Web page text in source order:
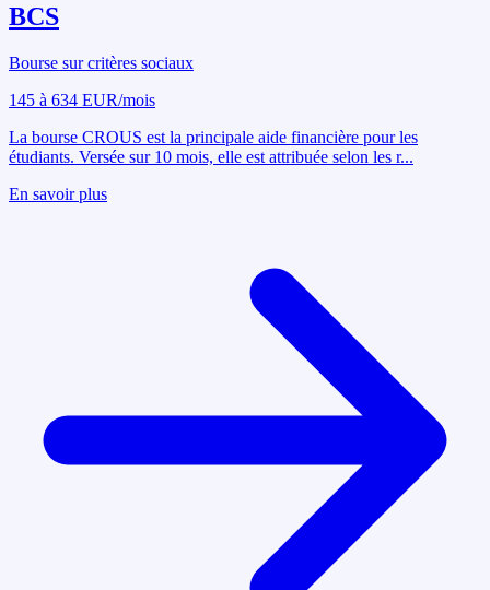
BCS
Bourse sur critères sociaux
145 à 634 EUR/mois
La bourse CROUS est la principale aide financière pour les
étudiants. Versée sur 10 mois, elle est attribuée selon les r...
En savoir plus